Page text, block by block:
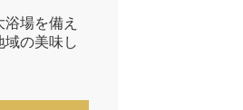
場を備え
の美味し